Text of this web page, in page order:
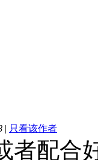
| 只看该作者
者配合